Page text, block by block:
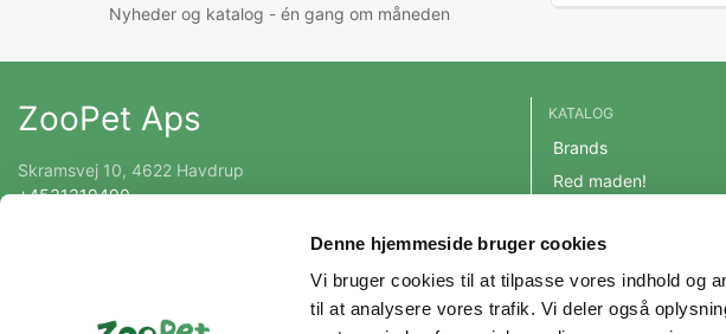
Denne hjemmeside bruger cookies
Vi bruger cookies til at tilpasse vores indhold og
til at analysere vores trafik. Vi deler også
Nyheder og katalog - én gang om måneden
ZooPet Aps
Skramsvej 10, 4622 Havdrup
+4531319490
KATALOG
Brands
Red maden!
Mest populære varer
OUTLET
Hund